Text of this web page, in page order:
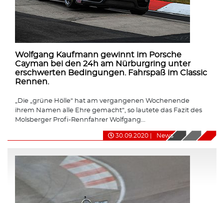
Wolfgang Kaufmann gewinnt im Porsche
Cayman bei den 24h am Nürburgring unter
erschwerten Bedingungen. Fahrspaß im Classic
Rennen.
„Die „grüne Hölle“ hat am vergangenen Wochenende
ihrem Namen alle Ehre gemacht“, so lautete das Fazit des
Molsberger Profi-Rennfahrer Wolfgang...
30.09.2020 News